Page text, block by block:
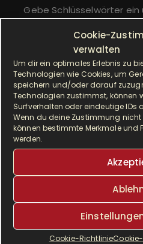
Cookie-
verwalten
Um dir ein optimales Erlebnis zu
Technologien wie Cookies, um
speichern und/oder darauf
Technologien zustimmst, können
Surfverhalten oder eindeutige IDs
Wenn du deine Zustimmung nicht
können bestimmte Merkmale und
werden.
Cookie-Richtlinie
u
e
n
a
c
h
ALLE BEITRÄGE
A
l
e
b
r
g
Monat auswählen
SCHLAGWÖRTER
cremig